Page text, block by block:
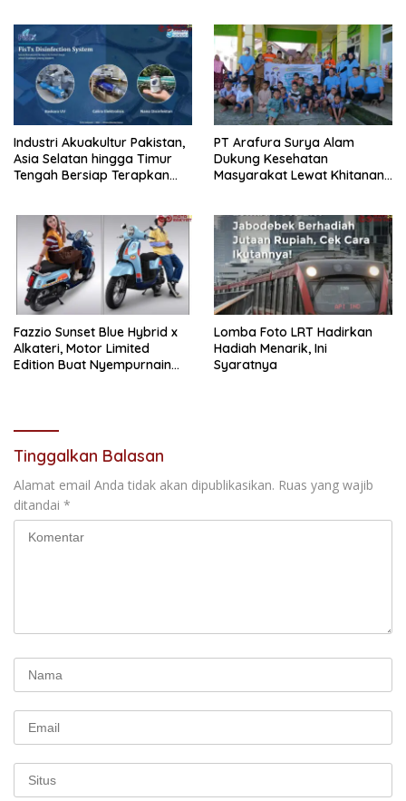
Way Kanan
Industri Akuakultur Pakistan,
Asia Selatan hingga Timur
Tengah Bersiap Terapkan
PT Arafura Surya Alam
Dukung Kesehatan
Masyarakat Lewat Khitanan
Fazzio Sunset Blue Hybrid x
Alkateri, Motor Limited
Edition Buat Nyempurnain
Lomba Foto LRT Hadirkan
Hadiah Menarik, Ini
Syaratnya
Tinggalkan Balasan
Alamat email Anda tidak akan dipublikasikan. Ruas yang wajib
ditandai *